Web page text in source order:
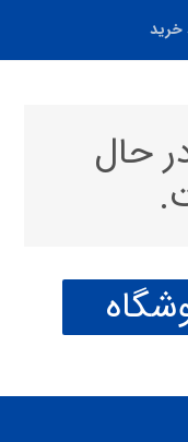
خرید
حال